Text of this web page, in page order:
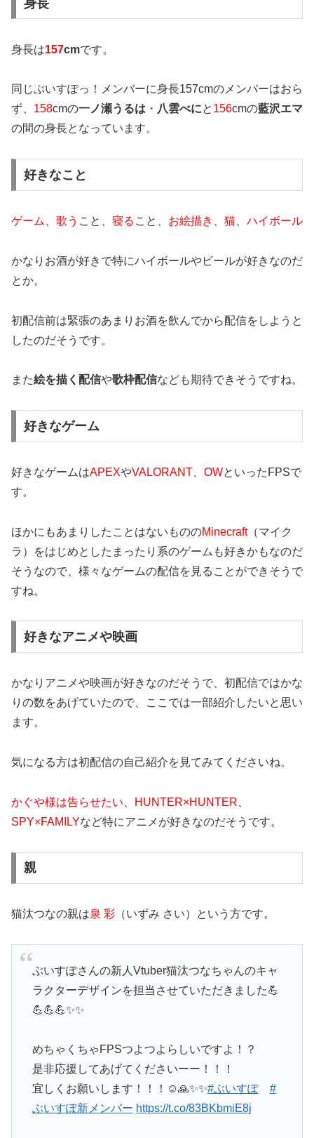
身長
身長は157cmです。
同じぶいすぽっ！メンバーに身長157cmのメンバーはおら
ず、 158cmの一ノ瀬うるは ・ 八雲べにと 156cmの藍沢エマ
の間の身長となっています。
好きなこと
ゲーム 歌う こと、 寝る こと、 お絵描き 猫 ハイボール
かなりお酒が好きで特にハイボールやビールが好きなのだ
とか。
初配信前は緊張のあまりお酒を飲んでから配信をしようと
したのだそうです。
また絵を描く配信や歌枠配信なども期待できそうですね。
好きなゲーム
好きなゲームはAPEXやVALORANT OWといったFPSで
す。
ほかにもあまりしたことはないもののMinecraft（マイク
ラ）をはじめとしたまったり系のゲームも好きかもなのだ
そうなので、様々なゲームの配信を見ることができそうで
すね。
好きなアニメや映画
かなりアニメや映画が好きなのだそうで、初配信ではかな
りの数をあげていたので、ここでは一部紹介したいと思い
ます。
気になる方は初配信の自己紹介を見てみてくださいね。
かぐや様は告らせたい HUNTER×HUNTER
SPY×FAMILYなど特にアニメが好きなのだそうです。
親
猫汰つなの親は泉 彩 （いずみ さい）という方です。
ぶいすぽさんの新人Vtuber猫汰つなちゃんのキャ
ラクターデザインを担当させていただきました💪
💪💪💪✨✨
めちゃくちゃFPSつよつよらしいですよ！？
是非応援してあげてくださいーー！！！
宜しくお願いします！！！☺️🙏✨✨#ぶいすぽ
#
ぶいすぽ新メンバー https://t.co/83BKbmiE8j